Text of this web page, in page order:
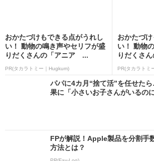
おかたづけもできる点がうれし
い！ 動物の鳴き声やセリフが盛
りだくさんの「アニア ...
PR(タカラトミー｜Hugkum)
おかたづ
い！ 動物
りだくさ
PR(タカラトミ
パパに4カ月“捨て活”を任せ
果に「小さいお子さんがいるの
FPが解説！Apple製品を分割手
方法とは？